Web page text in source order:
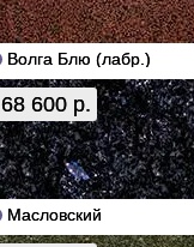
Волга Блю (лабр.)
68 600 р.
Масловский